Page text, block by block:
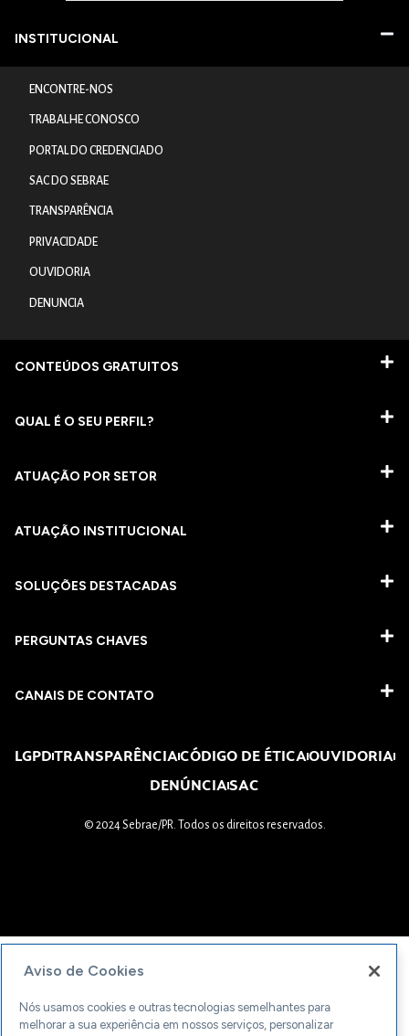
INSTITUCIONAL
ENCONTRE-NOS
TRABALHE CONOSCO
PORTAL DO CREDENCIADO
SAC DO SEBRAE
TRANSPARÊNCIA
PRIVACIDADE
OUVIDORIA
DENUNCIA
CONTEÚDOS GRATUITOS
QUAL É O SEU PERFIL?
ATUAÇÃO POR SETOR
ATUAÇÃO INSTITUCIONAL
SOLUÇÕES DESTACADAS
PERGUNTAS CHAVES​
CANAIS DE CONTATO
LGPDTRANSPARÊNCIACÓDIGO DE ÉTICAOUVIDORIA
DENÚNCIASAC
© 2024 Sebrae/PR. Todos os direitos reservados.
Aviso de Cookies
Nós usamos cookies e outras tecnologias semelhantes para
melhorar a sua experiência em nossos serviços, personalizar